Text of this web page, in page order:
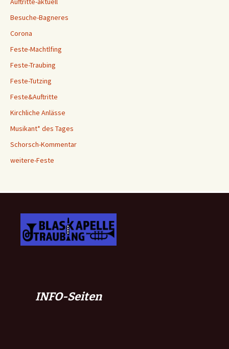
Besuche-Bagneres
Corona
Feste-Machtlfing
Feste-Traubing
Feste-Tutzing
Feste&Auftritte
Kirchliche Anlässe
Musikant* des Tages
Schorsch-Kommentar
weitere-Feste
INFO-Seiten